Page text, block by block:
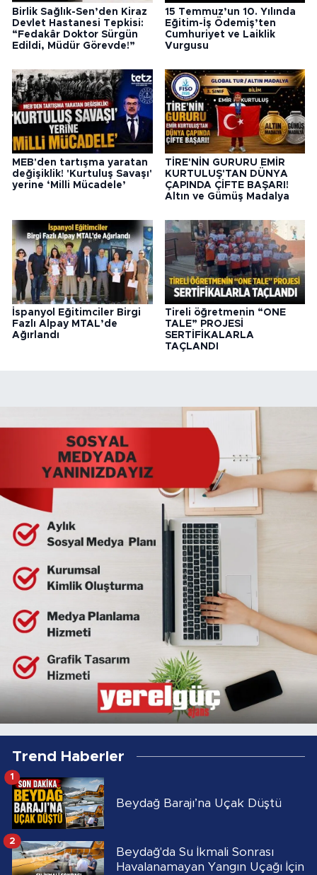
Birlik Sağlık-Sen’den Kiraz
Devlet Hastanesi Tepkisi:
“Fedakâr Doktor Sürgün
Edildi, Müdür Görevde!”
15 Temmuz’un 10. Yılında
Eğitim-İş Ödemiş’ten
Cumhuriyet ve Laiklik
Vurgusu
MEB'den tartışma yaratan
değişiklik! 'Kurtuluş Savaşı'
yerine ‘Milli Mücadele’
TİRE'NİN GURURU EMİR
KURTULUŞ'TAN DÜNYA
ÇAPINDA ÇİFTE BAŞARI!
Altın ve Gümüş Madalya
İspanyol Eğitimciler Birgi
Fazlı Alpay MTAL’de
Ağırlandı
Tireli öğretmenin “ONE
TALE” PROJESİ
SERTİFİKALARLA
TAÇLANDI
Trend Haberler
Beydağ Barajı’na Uçak Düştü
1
Beydağ'da Su İkmali Sonrası
Havalanamayan Yangın Uçağı İçin
2